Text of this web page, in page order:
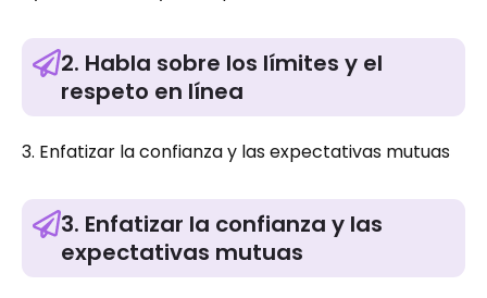
2. Habla sobre los límites y el
respeto en línea
3. Enfatizar la confianza y las expectativas mutuas
3. Enfatizar la confianza y las
expectativas mutuas